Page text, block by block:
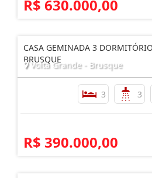
R$ 630.000,00
CASA GEMINADA 3
BRUSQUE
Volta Grande - Brusque
3 3
R$ 390.000,00